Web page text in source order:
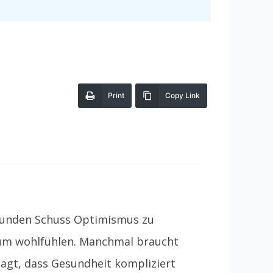
Print Copy Link
Schuss Optimismus zu
wohlfühlen. Manchmal braucht
dass Gesundheit kompliziert